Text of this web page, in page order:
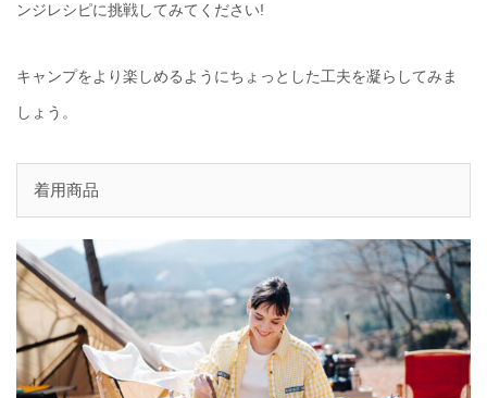
ンジレシピに挑戦してみてください!
キャンプをより楽しめるようにちょっとした工夫を凝らしてみま
しょう。
着用商品